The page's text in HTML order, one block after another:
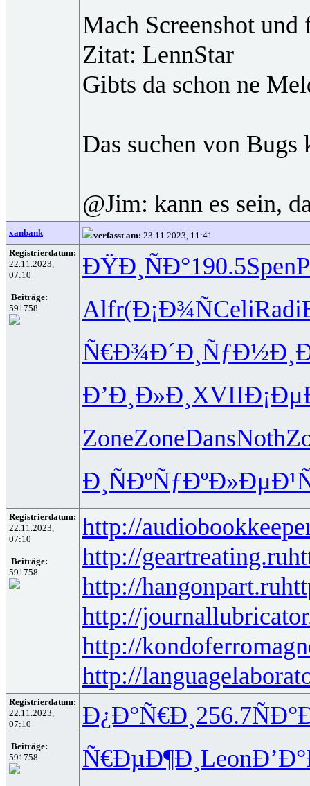
Mach Screenshot
Zitat: LennStar
Gibts da schon ne
Das suchen von
@Jim: kann es sein,
xanbank verfasst am: 23.11.2023, 11:41
Registrierdatum:
22.11.2023,
07:10
Beiträge:
591758
ÐŸÐ¸ÑÐ°190.5Spen
Alfr(Ð¡Ð¾ÑCeliRadi
Ñ€Ð¾Ð´Ð¸
Ð’Ð¸Ð»Ð¸ XVII
ZoneZoneDansNoth
Ð¸ÑÐºÑƒÐºÐ»ÐµÐ¹
Registrierdatum:
22.11.2023,
07:10
Beiträge:
591758
http://
http://geartreating.ru
http://hangonpart.ru
http://
http://
http://
Registrierdatum:
22.11.2023,
07:10
Beiträge:
591758
Ð¿Ð°Ñ€Ð¸ 256.7
Ñ€ÐµÐ¶Ð¸ Leon